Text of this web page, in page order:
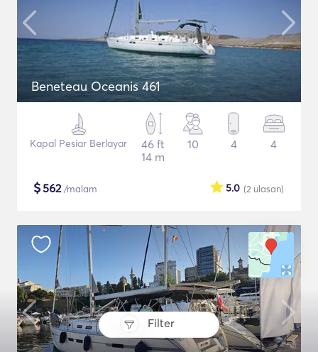
Filter
Beneteau Oceanis 461
Kapal Pesiar Berlayar
46 ft
14 m
10 4 4
$562/malam (2 ulasan)
5.0